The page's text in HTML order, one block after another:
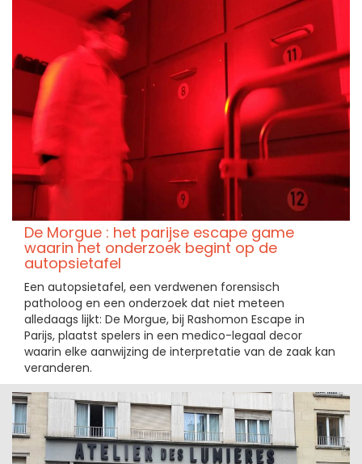
De Morgue : het parijse escape game
waarin het onderzoek begint op de
autopsietafel
Een autopsietafel, een verdwenen forensisch
patholoog en een onderzoek dat niet meteen
alledaags lijkt: De Morgue, bij Rashomon Escape in
Parijs, plaatst spelers in een medico-legaal decor
waarin elke aanwijzing de interpretatie van de zaak kan
veranderen.